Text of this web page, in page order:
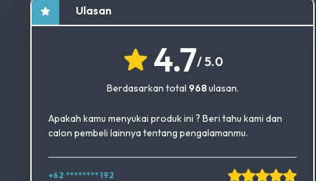
Ulasan
4.7/ 5.0
Berdasarkan total 968ulasan.
Apakah kamu menyukai produk ini ? Beri tahu kami dan
calon pembeli lainnya tentang pengalamanmu.
+62 ******** 192